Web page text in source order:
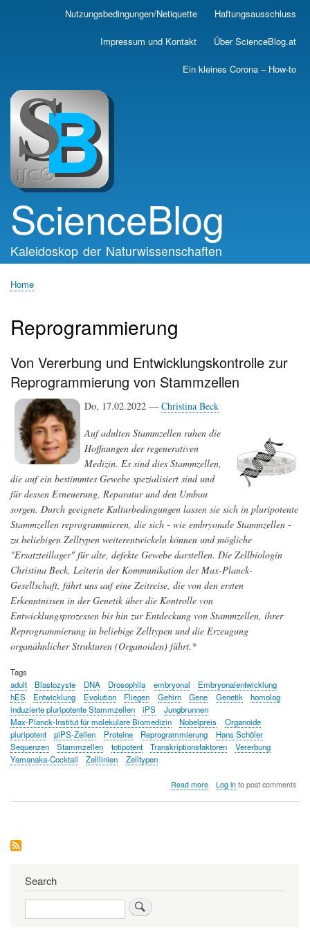
Skip
main
Nutzungsbedingungen/Netiquette Haftungsausschluss
Impressum und Kontakt Über ScienceBlog.at
Ein kleines Corona – How-to
ScienceBlog
Kaleidoskop der Naturwissenschaften
Home
Reprogrammierung
Von Vererbung und Entwicklungskontrolle zur
Reprogrammierung von Stammzellen
Do, 17.02.2022 — Christina Beck
Auf adulten Stammzellen ruhen die
Hoffnungen der regenerativen
Medizin. Es sind dies Stammzellen,
die auf ein bestimmtes Gewebe spezialisiert sind und
für dessen Erneuerung, Reparatur und den Umbau
sorgen. Durch geeignete Kulturbedingungen lassen sie sich in pluripotente
Stammzellen reprogrammieren, die sich - wie embryonale Stammzellen -
zu beliebigen Zelltypen weiterentwickeln können und mögliche
"Ersatzteillager" für alte, defekte Gewebe darstellen. Die Zellbiologin
Christina Beck, Leiterin der Kommunikation der Max-Planck-
Gesellschaft, führt uns auf eine Zeitreise, die von den ersten
Erkenntnissen in der Genetik über die Kontrolle von
Entwicklungsprozessen bis hin zur Entdeckung von Stammzellen, ihrer
Reprogrammierung in beliebige Zelltypen und die Erzeugung
organähnlicher Strukturen (Organoiden) führt.*
Tags
adult
Blastozyste DNA Drosophila embryonal
Embryonalentwicklung
hES
Entwicklung Evolution Fliegen Gehirn Gene Genetik
homolog
induzierte pluripotente Stammzellen
iPS
Jungbrunnen
Max-Planck-Institut für molekulare Biomedizin
Nobelpreis
Organoide
pluripotent
piPS-Zellen Proteine Reprogrammierung
Hans Schöler
Sequenzen
Stammzellen totipotent Transkriptionsfaktoren
Vererbung
Yamanaka-Cocktail
Zelllinien Zelltypen
Read moreabout
Log into post comments
Search
Search